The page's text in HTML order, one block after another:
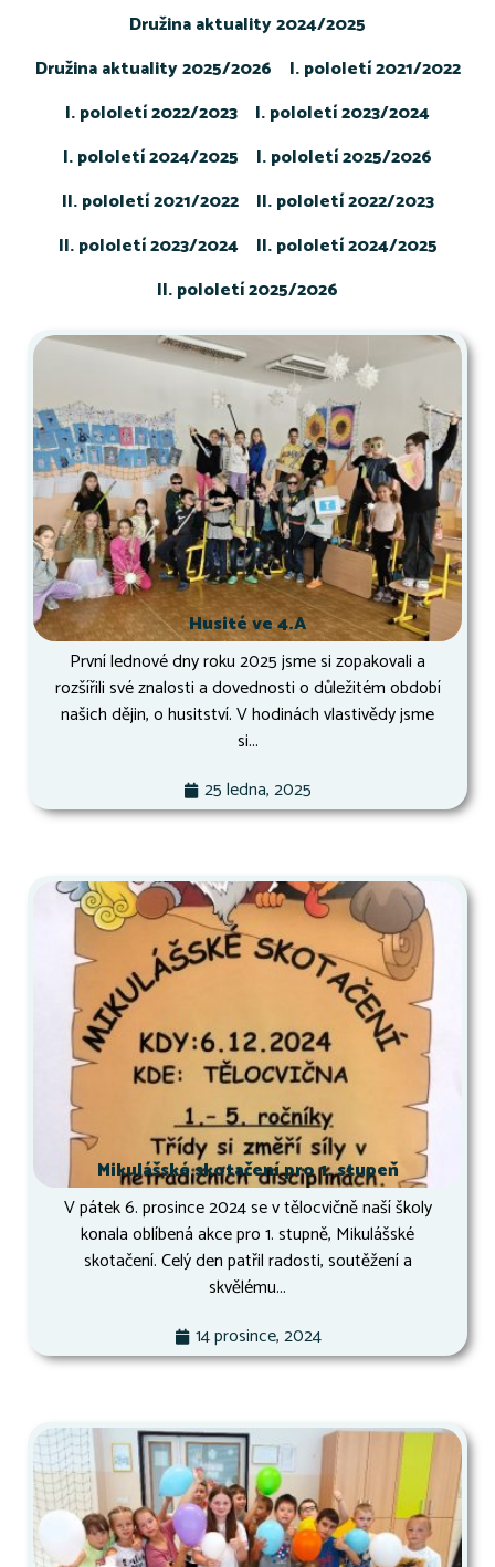
Družina aktuality 2024/2025
Družina aktuality 2025/2026
I. pololetí 2021/2022
I. pololetí 2022/2023
I. pololetí 2023/2024
I. pololetí 2024/2025
I. pololetí 2025/2026
II. pololetí 2021/2022
II. pololetí 2022/2023
II. pololetí 2023/2024
II. pololetí 2024/2025
II. pololetí 2025/2026
Husité ve 4.A
První lednové dny roku 2025 jsme si zopakovali a
rozšířili své znalosti a dovednosti o důležitém období
našich dějin, o husitství. V hodinách vlastivědy jsme
si...
25 ledna, 2025
Mikulášské skotačení pro 1. stupeň
V pátek 6. prosince 2024 se v tělocvičně naší školy
konala oblíbená akce pro 1. stupně, Mikulášské
skotačení. Celý den patřil radosti, soutěžení a
skvělému...
14 prosince, 2024